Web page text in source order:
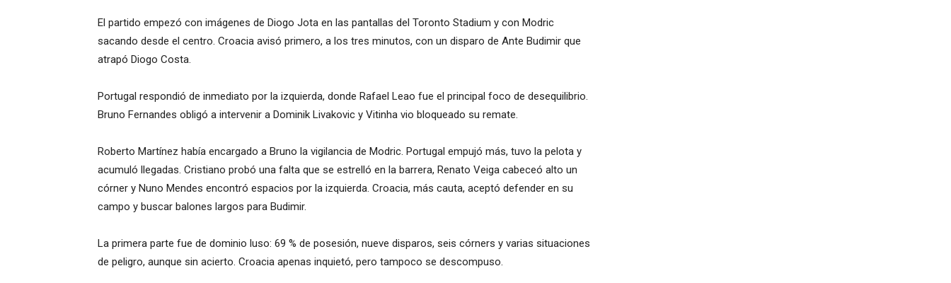
El partido empezó con imágenes de Diogo Jota en las pantallas del Toronto Stadium y con Modric
sacando desde el centro. Croacia avisó primero, a los tres minutos, con un disparo de Ante Budimir que
atrapó Diogo Costa.
Portugal respondió de inmediato por la izquierda, donde Rafael Leao fue el principal foco de desequilibrio.
Bruno Fernandes obligó a intervenir a Dominik Livakovic y Vitinha vio bloqueado su remate.
Roberto Martínez había encargado a Bruno la vigilancia de Modric. Portugal empujó más, tuvo la pelota y
acumuló llegadas. Cristiano probó una falta que se estrelló en la barrera, Renato Veiga cabeceó alto un
córner y Nuno Mendes encontró espacios por la izquierda. Croacia, más cauta, aceptó defender en su
campo y buscar balones largos para Budimir.
La primera parte fue de dominio luso: 69 % de posesión, nueve disparos, seis córners y varias situaciones
de peligro, aunque sin acierto. Croacia apenas inquietó, pero tampoco se descompuso.